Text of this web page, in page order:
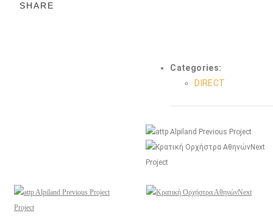
SHARE
Categories:
DIRECT
Previous Project
Next
Project
Previous Project
Next
Project